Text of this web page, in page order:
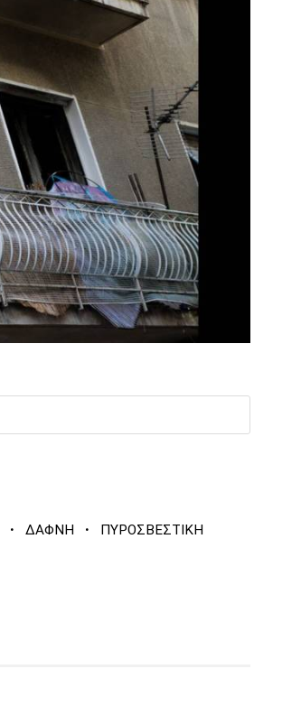
· ΔΑΦΝΗ · ΠΥΡΟΣΒΕΣΤΙΚΗ